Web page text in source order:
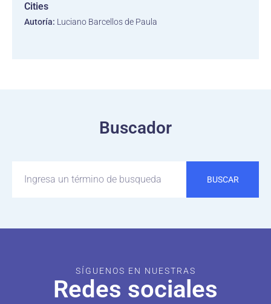
Cities
Autoría: Luciano Barcellos de Paula
Buscador
BUSCAR
SÍGUENOS EN NUESTRAS
Redes sociales